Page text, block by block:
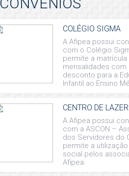
COLÉGIO SIGMA
A Afipea possui
com o Colégio
permite a matrícula
mensalidades com
desconto para a
Infantil ao Ensino
CENTRO DE
A Afipea possui
com a ASCON –
dos Servidores do
permite a
social pelos
Afipea.